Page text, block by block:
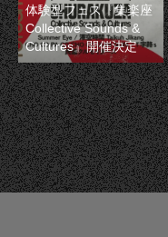
体験型フェス『集楽座
Collective Sounds &
Cultures』開催決定